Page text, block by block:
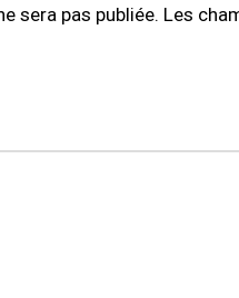
sera pas publiée. Les